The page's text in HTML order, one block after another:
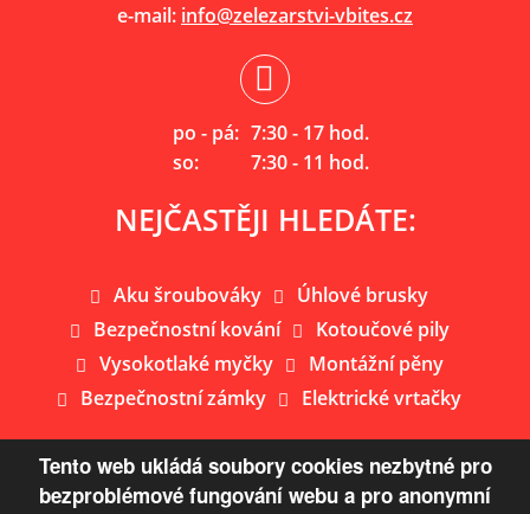
e-mail: info@zelezarstvi-vbites.cz
po - pá: 7:30 - 17 hod.
so:
7:30 - 11 hod.
NEJČASTĚJI HLEDÁTE:
Aku šroubováky
Úhlové brusky
Bezpečnostní kování
Kotoučové pily
Vysokotlaké myčky
Montážní pěny
Bezpečnostní zámky
Elektrické vrtačky
Tento web ukládá soubory cookies nezbytné pro
bezproblémové fungování webu a pro anonymní